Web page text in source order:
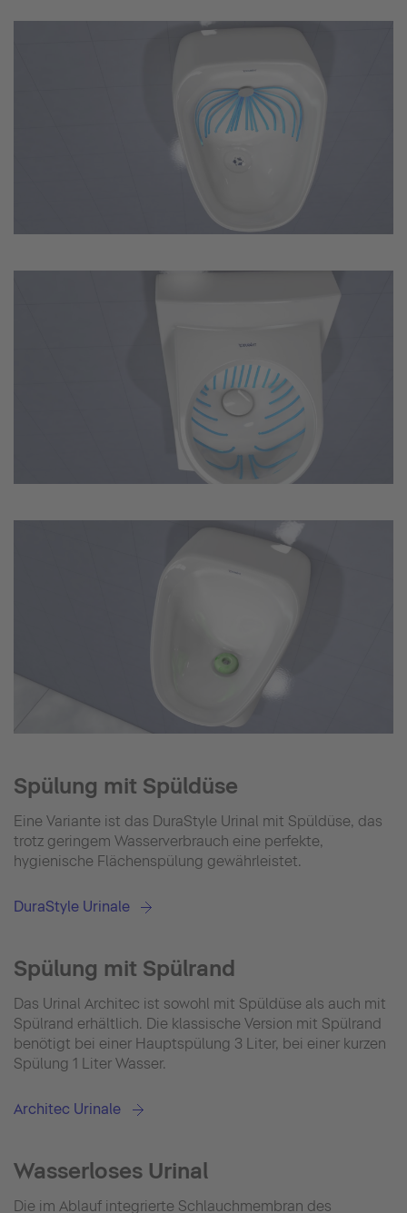
Spülung mit Spüldüse
Eine Variante ist das DuraStyle Urinal mit Spüldüse, das
trotz geringem Wasserverbrauch eine perfekte,
hygienische Flächenspülung gewährleistet.
DuraStyle Urinale
Spülung mit Spülrand
Das Urinal Architec ist sowohl mit Spüldüse als auch mit
Spülrand erhältlich. Die klassische Version mit Spülrand
benötigt bei einer Hauptspülung 3 Liter, bei einer kurzen
Spülung 1 Liter Wasser.
Architec Urinale
Wasserloses Urinal
Die im Ablauf integrierte Schlauchmembran des